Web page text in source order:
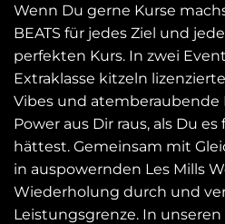
Wenn Du gerne Kurse
BEATS für jedes Ziel und
perfekten Kurs. In zwei
Extraklasse kitzeln
Vibes und
Power aus Dir raus, als Du
hättest. Gemeinsam mit
in auspowernden Les Mills
Wiederholung durch und
Leistungsgrenze. In